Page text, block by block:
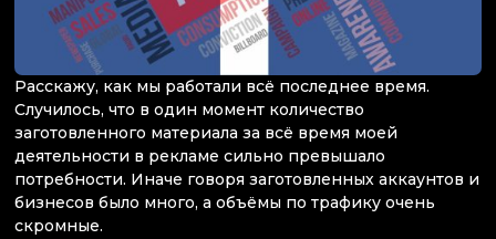
Расскажу, как мы работали всё последнее время.
Случилось, что в один момент количество
заготовленного материала за всё время моей
деятельности в рекламе сильно превышало
потребности. Иначе говоря заготовленных аккаунтов и
бизнесов было много, а объёмы по трафику очень
скромные.